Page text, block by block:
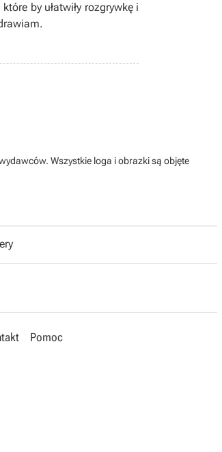
Wszystkie loga i obrazki są objęte
Pomoc